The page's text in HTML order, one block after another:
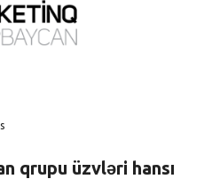
qrupu üzvləri hansı